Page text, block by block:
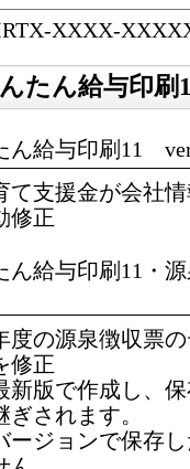
XXXX-
たん給与印刷
ん給与印刷11
て支援金が会社
修正
ん給与印刷11・
度の源泉徴収票
修正
版で作成し、
ぎされます。
ージョンで保存